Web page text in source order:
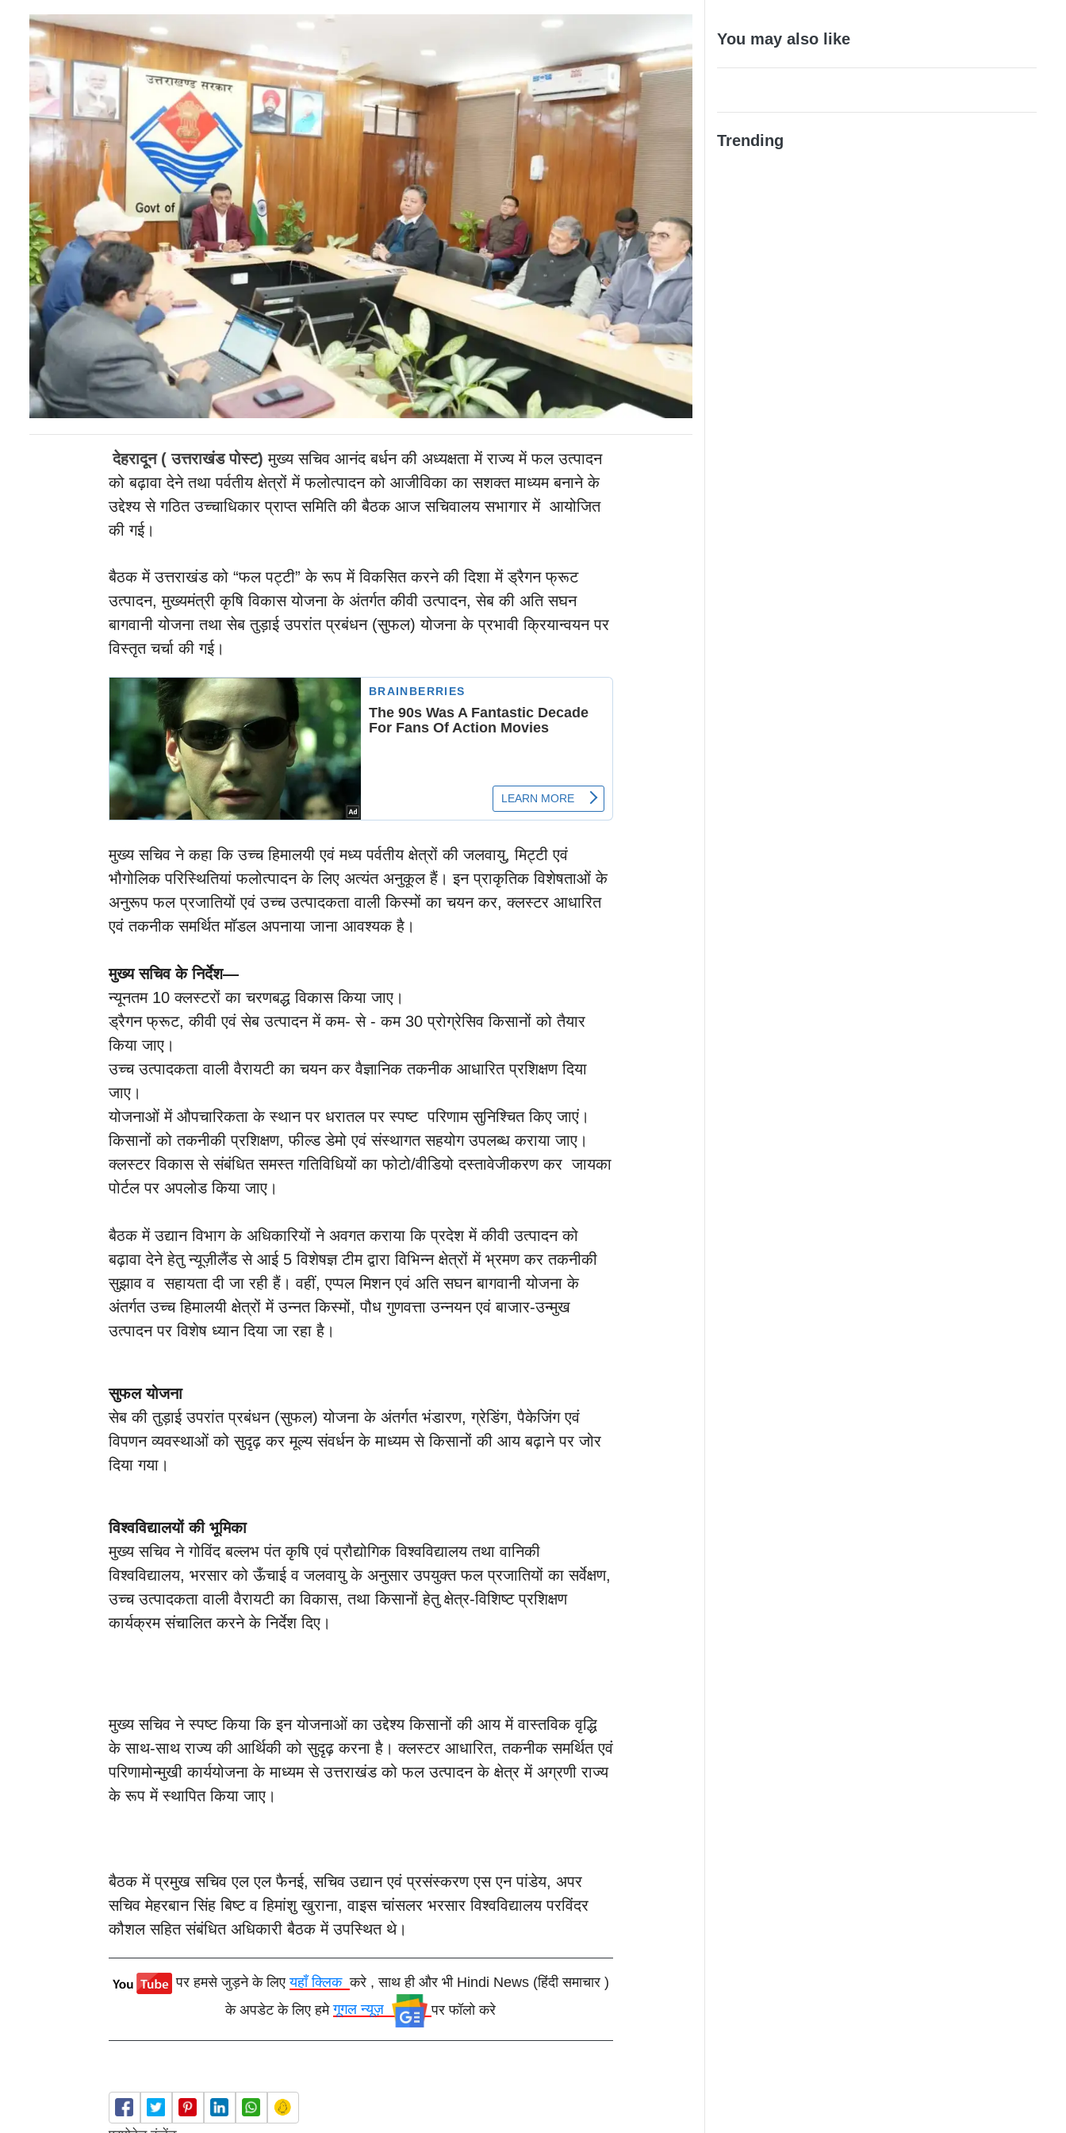
देहरादून ( उत्तराखंड पोस्ट)मुख्य सचिव आनंद बर्धन की अध्यक्षता में राज्य में फल उत्पादन
को बढ़ावा देने तथा पर्वतीय क्षेत्रों में फलोत्पादन को आजीविका का सशक्त माध्यम बनाने के
उद्देश्य से गठित उच्चाधिकार प्राप्त समिति की बैठक आज सचिवालय सभागार में आयोजित
की गई।
बैठक में उत्तराखंड को “फल पट्टी” के रूप में विकसित करने की दिशा में ड्रैगन फ्रूट
उत्पादन, मुख्यमंत्री कृषि विकास योजना के अंतर्गत कीवी उत्पादन, सेब की अति सघन
बागवानी योजना तथा सेब तुड़ाई उपरांत प्रबंधन (सुफल) योजना के प्रभावी क्रियान्वयन पर
विस्तृत चर्चा की गई।
मुख्य सचिव ने कहा कि उच्च हिमालयी एवं मध्य पर्वतीय क्षेत्रों की जलवायु, मिट्टी एवं
भौगोलिक परिस्थितियां फलोत्पादन के लिए अत्यंत अनुकूल हैं। इन प्राकृतिक विशेषताओं के
अनुरूप फल प्रजातियों एवं उच्च उत्पादकता वाली किस्मों का चयन कर, क्लस्टर आधारित
एवं तकनीक समर्थित मॉडल अपनाया जाना आवश्यक है।
मुख्य सचिव के निर्देश—
न्यूनतम 10 क्लस्टरों का चरणबद्ध विकास किया जाए।
ड्रैगन फ्रूट, कीवी एवं सेब उत्पादन में कम- से - कम 30 प्रोग्रेसिव किसानों को तैयार
किया जाए।
उच्च उत्पादकता वाली वैरायटी का चयन कर वैज्ञानिक तकनीक आधारित प्रशिक्षण दिया
जाए।
योजनाओं में औपचारिकता के स्थान पर धरातल पर स्पष्ट परिणाम सुनिश्चित किए जाएं।
किसानों को तकनीकी प्रशिक्षण, फील्ड डेमो एवं संस्थागत सहयोग उपलब्ध कराया जाए।
क्लस्टर विकास से संबंधित समस्त गतिविधियों का फोटो/वीडियो दस्तावेजीकरण कर जायका
पोर्टल पर अपलोड किया जाए।
बैठक में उद्यान विभाग के अधिकारियों ने अवगत कराया कि प्रदेश में कीवी उत्पादन को
बढ़ावा देने हेतु न्यूज़ीलैंड से आई 5 विशेषज्ञ टीम द्वारा विभिन्न क्षेत्रों में भ्रमण कर तकनीकी
सुझाव व सहायता दी जा रही हैं। वहीं, एप्पल मिशन एवं अति सघन बागवानी योजना के
अंतर्गत उच्च हिमालयी क्षेत्रों में उन्नत किस्मों, पौध गुणवत्ता उन्नयन एवं बाजार-उन्मुख
उत्पादन पर विशेष ध्यान दिया जा रहा है।
सुफल योजना
सेब की तुड़ाई उपरांत प्रबंधन (सुफल) योजना के अंतर्गत भंडारण, ग्रेडिंग, पैकेजिंग एवं
विपणन व्यवस्थाओं को सुदृढ़ कर मूल्य संवर्धन के माध्यम से किसानों की आय बढ़ाने पर जोर
दिया गया।
विश्वविद्यालयों की भूमिका
मुख्य सचिव ने गोविंद बल्लभ पंत कृषि एवं प्रौद्योगिक विश्वविद्यालय तथा वानिकी
विश्वविद्यालय, भरसार को ऊँचाई व जलवायु के अनुसार उपयुक्त फल प्रजातियों का सर्वेक्षण,
उच्च उत्पादकता वाली वैरायटी का विकास, तथा किसानों हेतु क्षेत्र-विशिष्ट प्रशिक्षण
कार्यक्रम संचालित करने के निर्देश दिए।
मुख्य सचिव ने स्पष्ट किया कि इन योजनाओं का उद्देश्य किसानों की आय में वास्तविक वृद्धि
के साथ-साथ राज्य की आर्थिकी को सुदृढ़ करना है। क्लस्टर आधारित, तकनीक समर्थित एवं
परिणामोन्मुखी कार्ययोजना के माध्यम से उत्तराखंड को फल उत्पादन के क्षेत्र में अग्रणी राज्य
के रूप में स्थापित किया जाए।
बैठक में प्रमुख सचिव एल एल फैनई, सचिव उद्यान एवं प्रसंस्करण एस एन पांडेय, अपर
सचिव मेहरबान सिंह बिष्ट व हिमांशु खुराना, वाइस चांसलर भरसार विश्वविद्यालय परविंदर
कौशल सहित संबंधित अधिकारी बैठक में उपस्थित थे।
पर हमसे जुड़ने के लिएयहाँ क्लिककरे , साथ ही और भी Hindi News (हिंदी समाचार )
के अपडेट के लिए हमेगूगल न्यूज़ पर फॉलो करे
You may also like
Trending